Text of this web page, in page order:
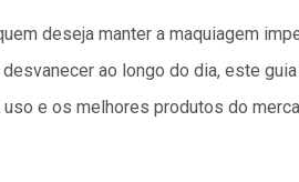
deseja manter a maquiagem
ao longo do dia, este
e os melhores produtos do